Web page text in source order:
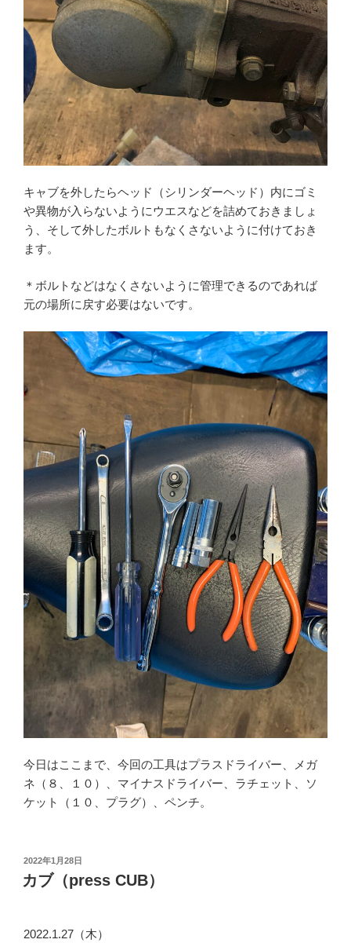
キャブを外したらヘッド（シリンダーヘッド）内にゴミ
や異物が入らないようにウエスなどを詰めておきましょ
う、そして外したボルトもなくさないように付けておき
ます。
＊ボルトなどはなくさないように管理できるのであれば
元の場所に戻す必要はないです。
今日はここまで、今回の工具はプラスドライバー、メガ
ネ（８、１０）、マイナスドライバー、ラチェット、ソ
ケット（１０、プラグ）、ペンチ。
投
稿
日:
2022年1月28日
カブ（press CUB）
2022.1.27（木）